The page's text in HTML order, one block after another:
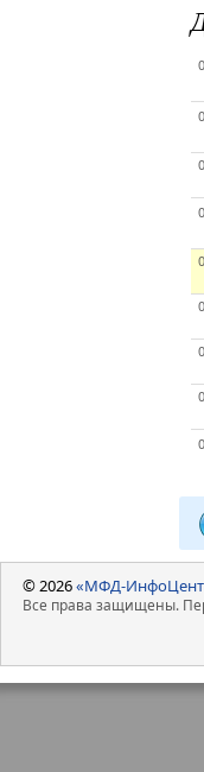
© 2026«МФД-
Все права защищены.